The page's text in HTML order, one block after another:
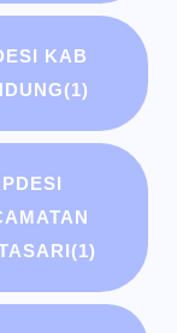
KAB
(1)
(1)